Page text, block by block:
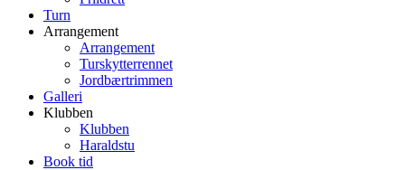
Turn
Arrangement
Arrangement
Turskytterrennet
Jordbærtrimmen
Galleri
Klubben
Klubben
Haraldstu
Book tid